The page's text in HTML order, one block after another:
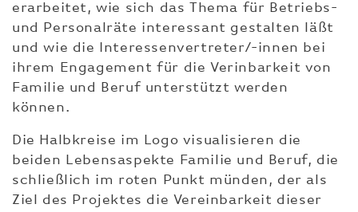
erarbeitet, wie sich das Thema für Betriebs-
und Personalräte interessant gestalten läßt
und wie die Interessenvertreter/-innen bei
ihrem Engagement für die Verinbarkeit von
Familie und Beruf unterstützt werden
können.
Die Halbkreise im Logo visualisieren die
beiden Lebensaspekte Familie und Beruf, die
schließlich im roten Punkt münden, der als
Ziel des Projektes die Vereinbarkeit dieser